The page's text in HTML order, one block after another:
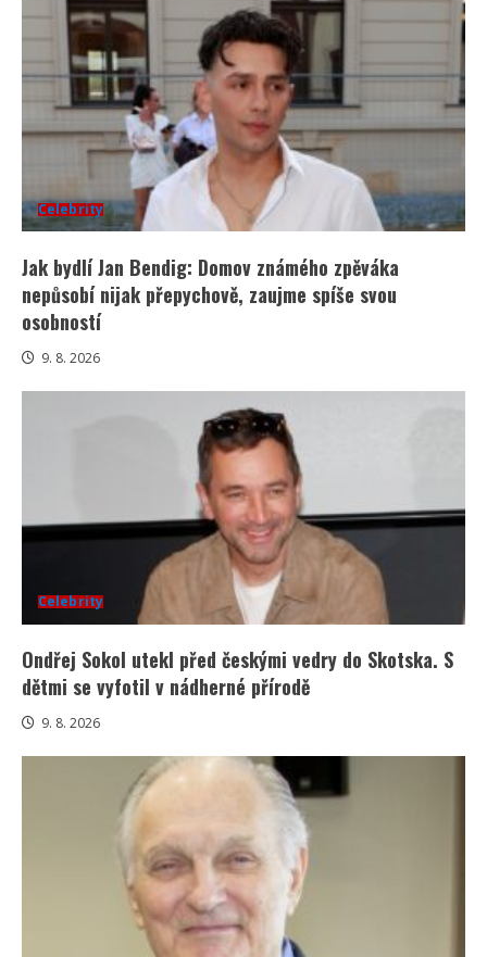
Celebrity
Jak bydlí Jan Bendig: Domov známého zpěváka
nepůsobí nijak přepychově, zaujme spíše svou
osobností
9. 8. 2026
Celebrity
Ondřej Sokol utekl před českými vedry do Skotska. S
dětmi se vyfotil v nádherné přírodě
9. 8. 2026